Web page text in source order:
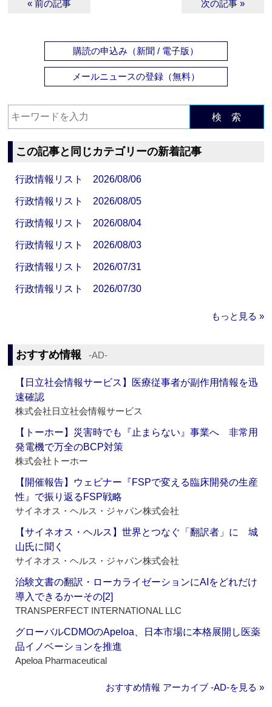
« 前の記事 次の記事 »
購読の申込み（新聞 / 電子版）
メールニュースの登録（無料）
検 索
この記事と同じカテゴリーの新着記事
行政情報リスト 2026/08/06
行政情報リスト 2026/08/05
行政情報リスト 2026/08/04
行政情報リスト 2026/08/03
行政情報リスト 2026/07/31
行政情報リスト 2026/07/30
もっと見る »
おすすめ情報 ‐AD‐
【日立社会情報サービス】医療従事者が副作用情報を迅
速確認
株式会社日立社会情報サービス
【トーホー】災害時でも『止まらない』事業へ 非常用
発電機で万全のBCP対策
株式会社トーホー
【開催報告】ウェビナー『FSPで変える臨床開発の生産
性』で振り返るFSP戦略
サイネオス・ヘルス・ジャパン株式会社
【サイネオス・ヘルス】世界とつなぐ「翻訳者」に 城
山氏に聞く
サイネオス・ヘルス・ジャパン株式会社
治験文書の翻訳・ローカライゼーションにAIをどれだけ
導入できるかーその[2]
TRANSPERFECT INTERNATIONAL LLC
グローバルCDMOのApeloa、日本市場に本格展開し医薬
品イノベーションを推進
Apeloa Pharmaceutical
おすすめ情報 アーカイブ ‐AD‐を見る »